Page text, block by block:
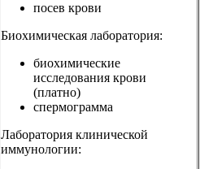
посев крови
Биохимическая лаборатория:
биохимические
исследования крови
(платно)
спермограмма
Лаборатория клинической
иммунологии: